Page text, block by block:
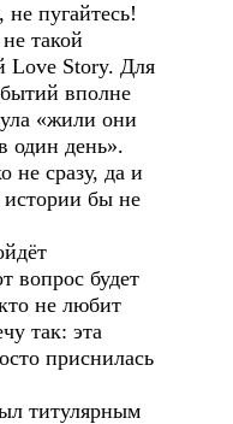
пугайтесь!
такой
Love Story. Для
вполне
«жили они
один день».
не сразу, да и
истории бы не
вопрос будет
не любит
так: эта
приснилась